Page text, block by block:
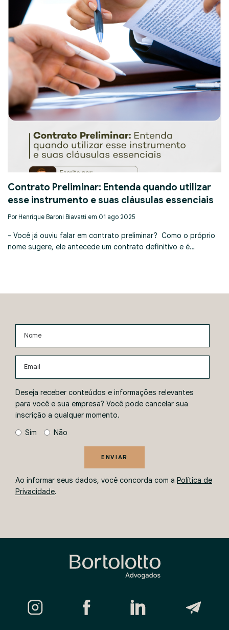
Contrato Preliminar: Entenda quando utilizar
esse instrumento e suas cláusulas essenciais
Por Henrique Baroni Biavatti em 01 ago 2025
- Você já ouviu falar em contrato preliminar? Como o próprio
nome sugere, ele antecede um contrato definitivo e é…
Deseja receber conteúdos e informações relevantes
para você e sua empresa? Você pode cancelar sua
inscrição a qualquer momento.
Sim
Não
ENVIAR
Ao informar seus dados, você concorda com a Política de
Privacidade.